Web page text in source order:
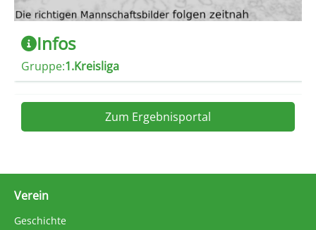
Infos
Gruppe:1.Kreisliga
Zum Ergebnisportal
Beitragsnavigation
Verein
Geschichte